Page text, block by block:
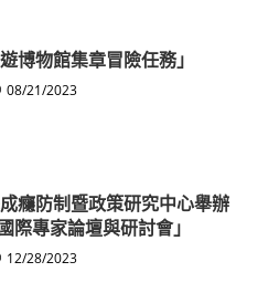
博物館集章冒險任務」
08/21/2023
癮防制暨政策研究中心舉辦
際專家論壇與研討會」
12/28/2023